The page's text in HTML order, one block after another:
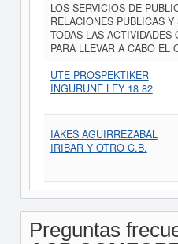
LOS SERVICIOS DE
RELACIONES PUBLICAS
TODAS LAS ACTIVIDADES
PARA LLEVAR A CABO EL
UTE PROSPEKTIKER
INGURUNE LEY 18 82
IAKES AGUIRREZABAL
IRIBAR Y OTRO C.B.
Preguntas